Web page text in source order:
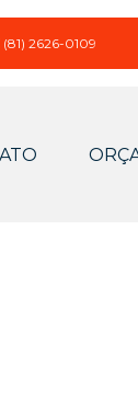
(81) 2626-0109